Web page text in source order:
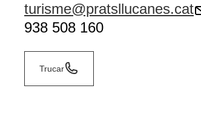
turisme@pratsllucanes.cat
938 508 160
Trucar